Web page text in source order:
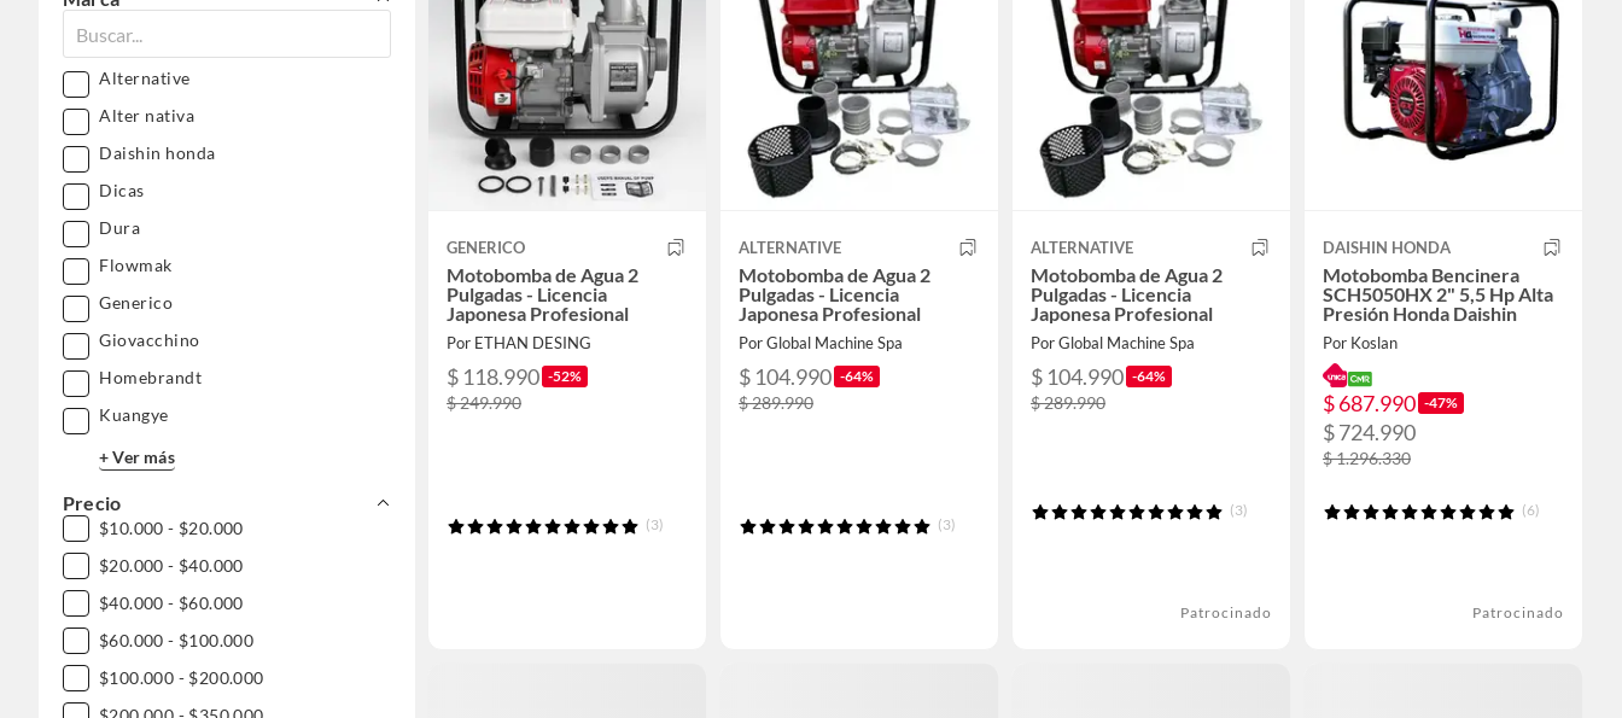
Alternative
Alter nativa
Daishin honda
Dicas
Dura
Flowmak
Generico
Giovacchino
Homebrandt
Kuangye
+ Ver más
Precio
$10.000 - $20.000
$20.000 - $40.000
$40.000 - $60.000
$60.000 - $100.000
$100.000 - $200.000
GENERICO
Motobomba de Agua 2
Pulgadas - Licencia
Japonesa Profesional
Por ETHAN DESING
$ 118.990 -52%
$ 249.990
(3)
ALTERNATIVE
Motobomba de Agua 2
Pulgadas - Licencia
Japonesa Profesional
Por Global Machine Spa
$ 104.990 -64%
$ 289.990
(3)
ALTERNATIVE
Motobomba de Agua 2
Pulgadas - Licencia
Japonesa Profesional
Por Global Machine Spa
$ 104.990 -64%
$ 289.990
(3)
Patrocinado
DAISHIN HONDA
Motobomba Bencinera
SCH5050HX 2" 5,5 Hp Alta
Presión Honda Daishin
Por Koslan
$ 687.990 -47%
$ 724.990
$ 1.296.330
(6)
Patrocinado